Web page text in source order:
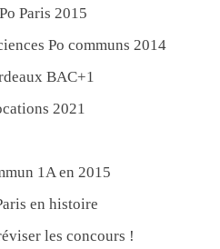
Paris 2015
Po communs 2014
BAC+1
2021
1A en 2015
en histoire
les concours !